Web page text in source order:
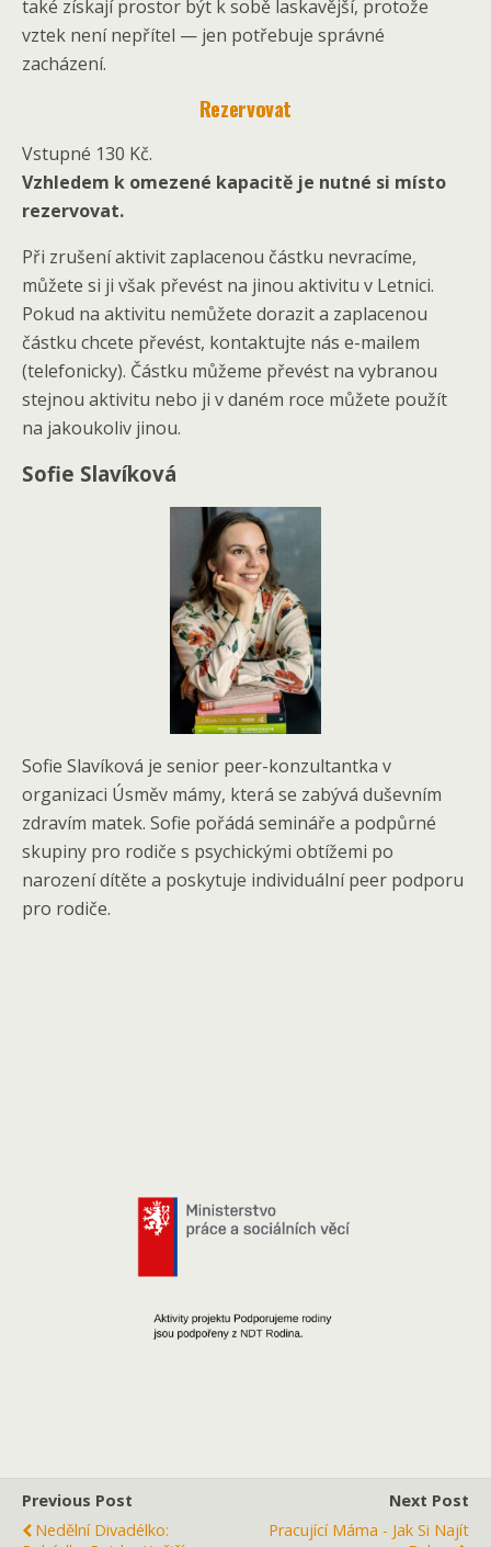
také získají prostor být k sobě laskavější, protože
vztek není nepřítel — jen potřebuje správné
zacházení.
Rezervovat
Vstupné 130 Kč.
Vzhledem k omezené kapacitě je nutné si místo
rezervovat.
Při zrušení aktivit zaplacenou částku nevracíme,
můžete si ji však převést na jinou aktivitu v Letnici.
Pokud na aktivitu nemůžete dorazit a zaplacenou
částku chcete převést, kontaktujte nás e-mailem
(telefonicky). Částku můžeme převést na vybranou
stejnou aktivitu nebo ji v daném roce můžete použít
na jakoukoliv jinou.
Sofie Slavíková
Sofie Slavíková je senior peer-konzultantka v
organizaci Úsměv mámy, která se zabývá duševním
zdravím matek. Sofie pořádá semináře a podpůrné
skupiny pro rodiče s psychickými obtížemi po
narození dítěte a poskytuje individuální peer podporu
pro rodiče.
Previous Post
Nedělní Divadélko:
Next Post
Pracující Máma - Jak Si Najít